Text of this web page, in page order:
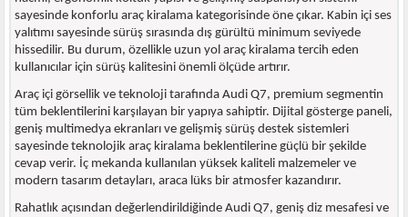
sayesinde konforlu araç kiralama kategorisinde öne çıkar. Kabin içi ses
yalıtımı sayesinde sürüş sırasında dış gürültü minimum seviyede
hissedilir. Bu durum, özellikle uzun yol araç kiralama tercih eden
kullanıcılar için sürüş kalitesini önemli ölçüde artırır.
Araç içi görsellik ve teknoloji tarafında Audi Q7, premium segmentin
tüm beklentilerini karşılayan bir yapıya sahiptir. Dijital gösterge paneli,
geniş multimedya ekranları ve gelişmiş sürüş destek sistemleri
sayesinde teknolojik araç kiralama beklentilerine güçlü bir şekilde
cevap verir. İç mekanda kullanılan yüksek kaliteli malzemeler ve
modern tasarım detayları, araca lüks bir atmosfer kazandırır.
Rahatlık açısından değerlendirildiğinde Audi Q7, geniş diz mesafesi ve